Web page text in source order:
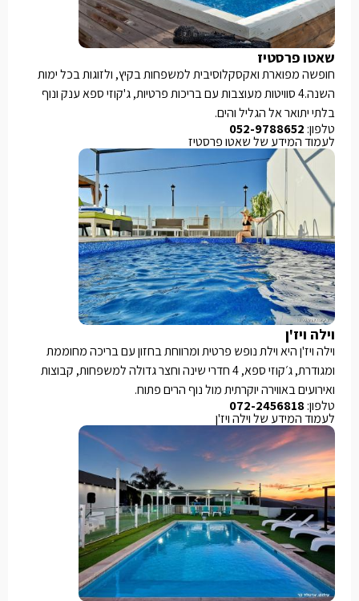
שאטו פרסטיז
חופשה מפוארת ואקסקלוסיבית למשפחות בקיץ, ולזוגות בכל ימות
השנה.4 סוויטות מעוצבות עם בריכות פרטיות, ג'קוזי ספא ענק ונוף
בלתי יתואר אל הגליל והים.
טלפון: 052-9788652
לעמוד המידע של שאטו פרסטיז
וילה ויז'ן
וילה ויז'ן היא וילת נופש פרטית ומרווחת בחזון עם בריכה מחוממת
ומגודרת, ג׳קוזי ספא, 4 חדרי שינה וחצר גדולה למשפחות, קבוצות
ואירועים באווירה יוקרתית מול נוף הרים פתוח.
טלפון:072-2456818
לעמוד המידע של וילה ויז'ן